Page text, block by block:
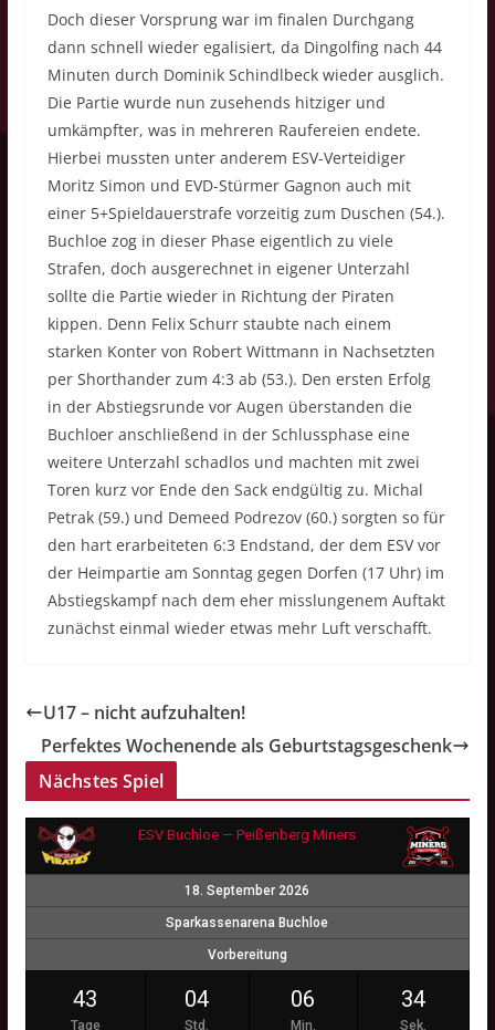
Doch dieser Vorsprung war im finalen Durchgang
dann schnell wieder egalisiert, da Dingolfing nach 44
Minuten durch Dominik Schindlbeck wieder ausglich.
Die Partie wurde nun zusehends hitziger und
umkämpfter, was in mehreren Raufereien endete.
Hierbei mussten unter anderem ESV-Verteidiger
Moritz Simon und EVD-Stürmer Gagnon auch mit
einer 5+Spieldauerstrafe vorzeitig zum Duschen (54.).
Buchloe zog in dieser Phase eigentlich zu viele
Strafen, doch ausgerechnet in eigener Unterzahl
sollte die Partie wieder in Richtung der Piraten
kippen. Denn Felix Schurr staubte nach einem
starken Konter von Robert Wittmann in Nachsetzten
per Shorthander zum 4:3 ab (53.). Den ersten Erfolg
in der Abstiegsrunde vor Augen überstanden die
Buchloer anschließend in der Schlussphase eine
weitere Unterzahl schadlos und machten mit zwei
Toren kurz vor Ende den Sack endgültig zu. Michal
Petrak (59.) und Demeed Podrezov (60.) sorgten so für
den hart erarbeiteten 6:3 Endstand, der dem ESV vor
der Heimpartie am Sonntag gegen Dorfen (17 Uhr) im
Abstiegskampf nach dem eher misslungenem Auftakt
zunächst einmal wieder etwas mehr Luft verschafft.
U17 – nicht aufzuhalten!
Perfektes Wochenende als Geburtstagsgeschenk
Nächstes Spiel
ESV Buchloe — Peißenberg Miners
18. September 2026
Sparkassenarena Buchloe
Vorbereitung
43
Tage
04
Std.
06
Min.
33
Sek.